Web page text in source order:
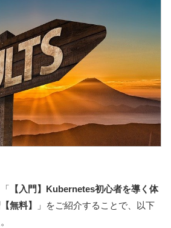
【入門】Kubernetes初心者を導く体
無料】
」をご紹介することで、以下